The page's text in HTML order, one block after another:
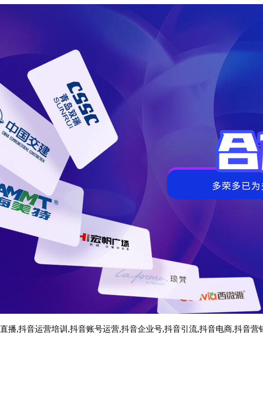
播,抖音运营培训,抖音账号运营,抖音企业号,抖音引流,抖音电商,抖音营